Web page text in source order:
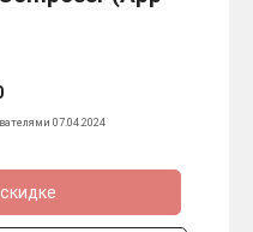
07.04.2024